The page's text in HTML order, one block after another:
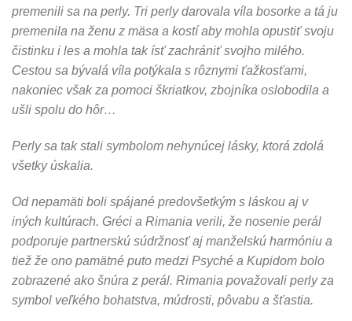
premenili sa na perly. Tri perly darovala víla bosorke a tá ju
premenila na ženu z mäsa a kostí aby mohla opustiť svoju
čistinku i les a mohla tak ísť zachrániť svojho milého.
Cestou sa bývalá víla potýkala s rôznymi ťažkosťami,
nakoniec však za pomoci škriatkov, zbojníka oslobodila a
ušli spolu do hôr…
Perly sa tak stali symbolom nehynúcej lásky, ktorá zdolá
všetky úskalia.
Od nepamäti boli spájané predovšetkým s láskou aj v
iných kultúrach. Gréci a Rimania verili, že nosenie perál
podporuje partnerskú súdržnosť aj manželskú harmóniu a
tiež že ono pamätné puto medzi Psyché a Kupidom bolo
zobrazené ako šnúra z perál. Rimania považovali perly za
symbol veľkého bohatstva, múdrosti, pôvabu a šťastia.